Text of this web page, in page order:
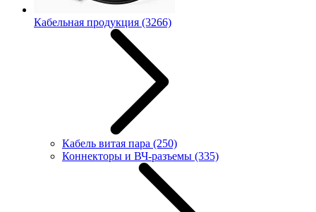
Кабельная продукция (3266)
Кабель витая пара (250)
Коннекторы и ВЧ-разъемы (335)